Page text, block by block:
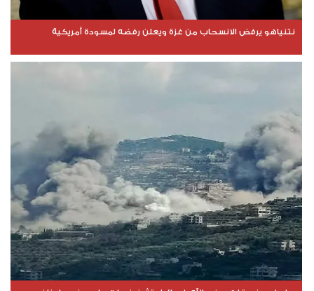
نتنياهو يرفض الانسحاب من غزة ويعلن رفضه لمسودة أمريكية